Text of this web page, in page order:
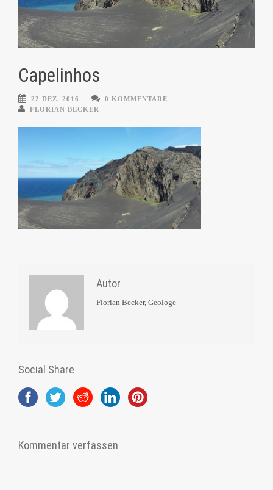
Capelinhos
22 DEZ. 2016
0 KOMMENTARE
FLORIAN BECKER
Autor
Florian Becker, Geologe
Social Share
Kommentar verfassen